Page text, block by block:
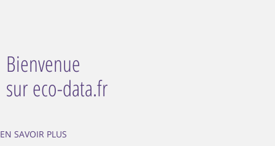
VISUALISATION DES DONNÉES
OUTILS EN LIGNE
Bienvenue
sur eco-data.fr
EN SAVOIR PLUS